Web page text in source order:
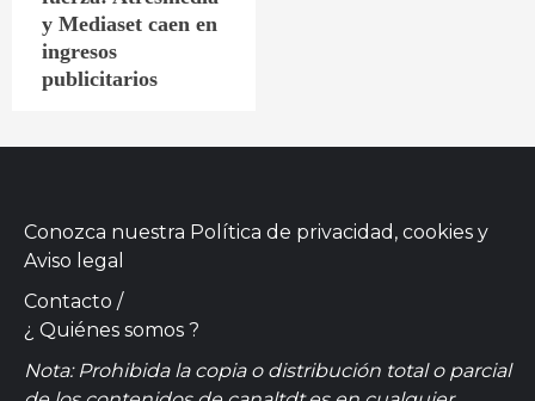
y Mediaset caen en
ingresos
publicitarios
Conozca nuestra Política de privacidad, cookies y
Aviso legal
Contacto /
¿ Quiénes somos ?
Nota: Prohibida la copia o distribución total o parcial